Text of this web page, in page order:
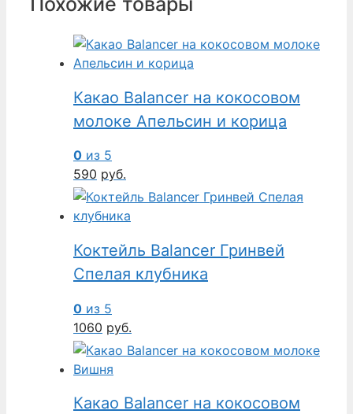
Какао Balancer на кокосовом
молоке Апельсин и корица
0 из 5
590 руб.
Коктейль Balancer Гринвей
Спелая клубника
0 из 5
1060 руб.
Какао Balancer на кокосовом